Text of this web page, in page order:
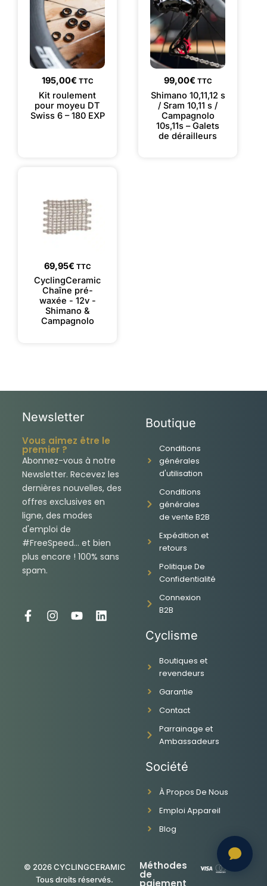
195,00€ TTC
Kit roulement
pour moyeu DT
Swiss 6 – 180 EXP
99,00€ TTC
Shimano 10,11,12 s
/ Sram 10,11 s /
Campagnolo
10s,11s – Galets
de dérailleurs
69,95€ TTC
CyclingCeramic
Chaîne pré-
waxée - 12v -
Shimano &
Campagnolo
Newsletter
Vous aimez être le
premier ?
Abonnez-vous à notre
Newsletter. Recevez les
dernières nouvelles, des
offres exclusives en
ligne, des modes
d'emploi de
#FreeSpeed... et bien
plus encore ! 100% sans
spam.
F
I
Y
L
Boutique
Conditions
générales
d'utilisation
Conditions
générales
de vente B2B
Expédition et
retours
Politique De
Confidentialité
Connexion
B2B
Cyclisme
Boutiques et
revendeurs
Garantie
Contact
Parrainage et
Ambassadeurs
Société
À Propos De Nous
Emploi Appareil
Blog
© 2026 CYCLINGCERAMIC
Tous droits réservés.
Méthodes
de